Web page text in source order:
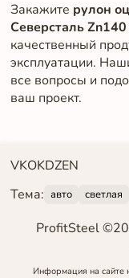
Закажите рулон
Северсталь Zn140
качественный
эксплуатации.
все вопросы и
ваш проект.
VKOKDZEN
Тема: авто светлая
ProfitSteel
Информация на сайте